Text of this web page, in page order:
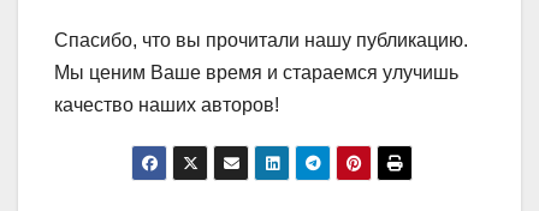
Спасибо, что вы прочитали нашу публикацию.
Мы ценим Ваше время и стараемся улучишь
качество наших авторов!